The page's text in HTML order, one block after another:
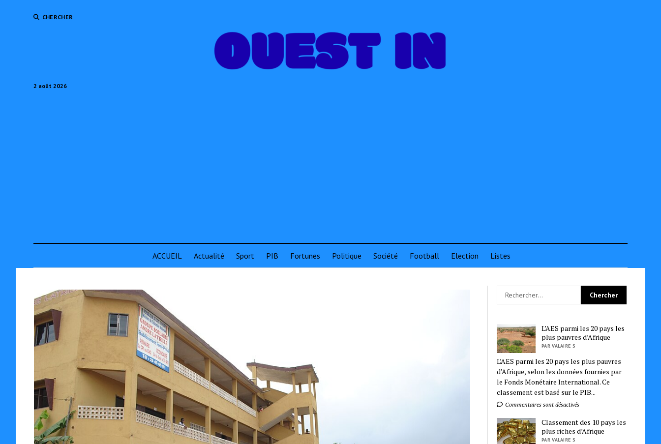
CHERCHER
2 août 2026
ACCUEIL Actualité Sport PIB Fortunes Politique Société Football Election Listes
L’AES parmi les 20 pays les
plus pauvres d’Afrique
PAR VALAIRE S
L’AES parmi les 20 pays les plus pauvres
d’Afrique, selon les données fournies par
le Fonds Monétaire International. Ce
classement est basé sur le PIB...
Commentaires sont désactivés
Classement des 10 pays les
plus riches d’Afrique
PAR VALAIRE S